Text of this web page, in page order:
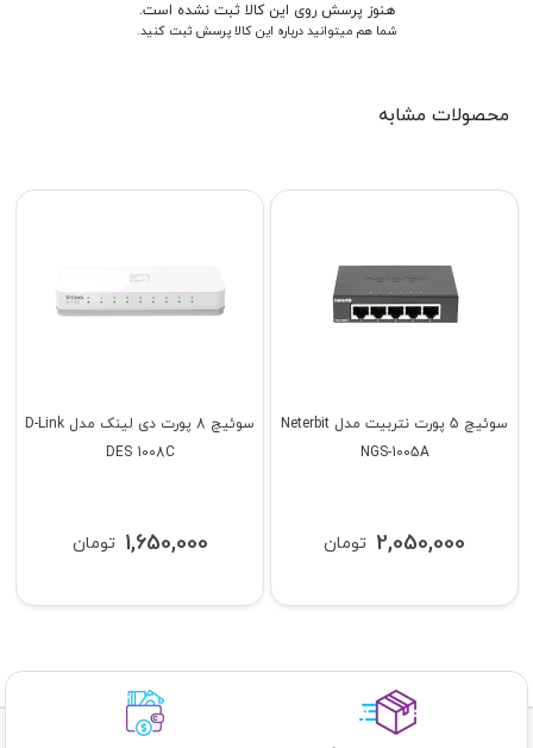
هنوز پرسش روی این کالا ثبت نشده است.
شما هم میتوانید درباره این کالا پرسش ثبت کنید.
محصولات مشابه
سوئیچ 8 پورت دی لینک مدل D-Link
DES 1008C
تومان 1,650,000
سوئیچ 5 پورت نتربیت مدل Neterbit
NGS-1005A
تومان 2,050,000